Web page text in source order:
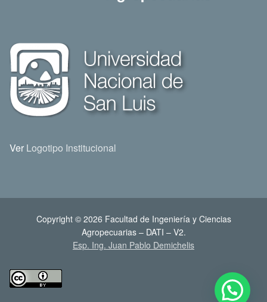
Ver Logotipo Institucional
Copyright © 2026 Facultad de Ingeniería y Ciencias
Agropecuarias – DATI – V2.
Esp. Ing. Juan Pablo Demichelis